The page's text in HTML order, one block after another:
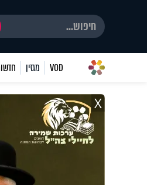
VOD מגזין
X